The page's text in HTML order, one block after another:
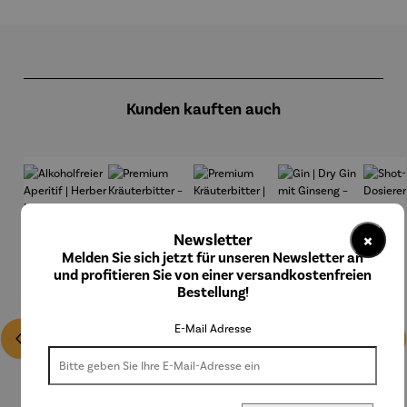
Kunden kauften auch
×
Newsletter
Melden Sie sich jetzt für unseren Newsletter an
und profitieren Sie von einer versandkostenfreien
Bestellung!
E-Mail Adresse